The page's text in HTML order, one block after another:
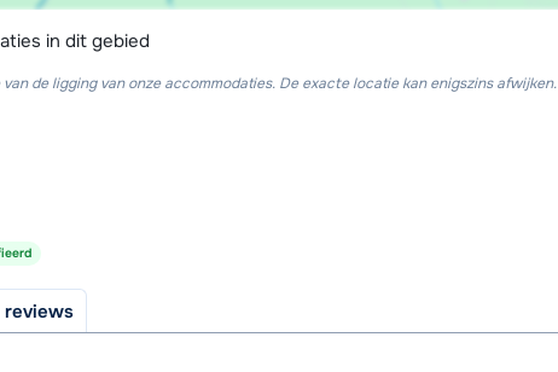
in dit gebied
de ligging van onze accommodaties. De exacte locatie kan enigszins afwijken.
reviews